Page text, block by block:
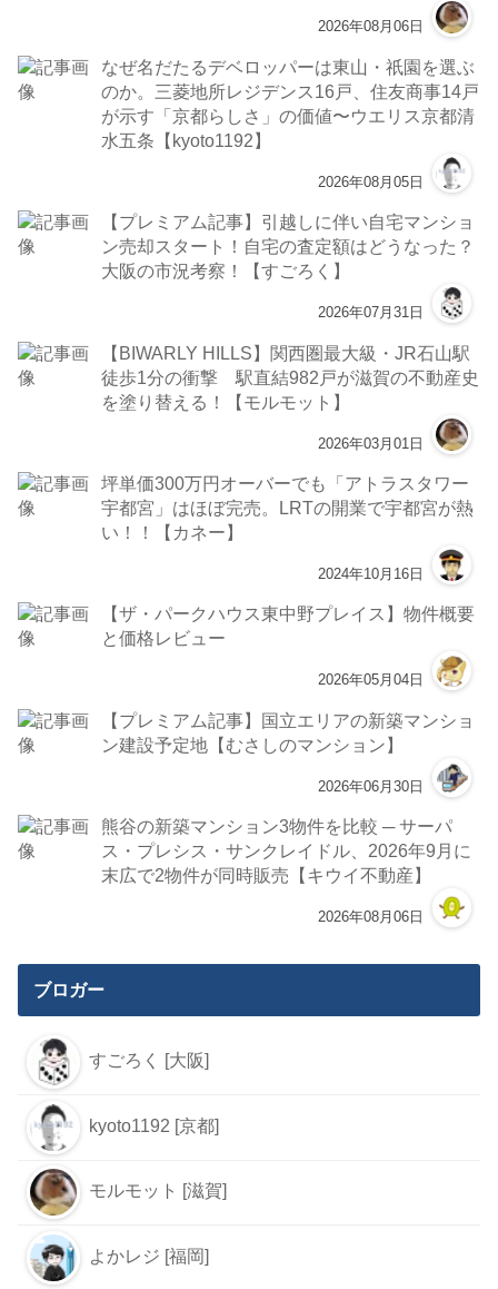
2026年08月06日
なぜ名だたるデベロッパーは東山・祇園を選ぶ
のか。三菱地所レジデンス16戸、住友商事14戸
が示す「京都らしさ」の価値〜ウエリス京都清
水五条【kyoto1192】
2026年08月05日
【プレミアム記事】引越しに伴い自宅マンショ
ン売却スタート！自宅の査定額はどうなった？
大阪の市況考察！【すごろく】
2026年07月31日
【BIWARLY HILLS】関西圏最大級・JR石山駅
徒歩1分の衝撃 駅直結982戸が滋賀の不動産史
を塗り替える！【モルモット】
2026年03月01日
坪単価300万円オーバーでも「アトラスタワー
宇都宮」はほぼ完売。LRTの開業で宇都宮が熱
い！！【カネー】
2024年10月16日
【ザ・パークハウス東中野プレイス】物件概要
と価格レビュー
2026年05月04日
【プレミアム記事】国立エリアの新築マンショ
ン建設予定地【むさしのマンション】
2026年06月30日
熊谷の新築マンション3物件を比較 ─ サーパ
ス・プレシス・サンクレイドル、2026年9月に
末広で2物件が同時販売【キウイ不動産】
2026年08月06日
ブロガー
すごろく [大阪]
kyoto1192 [京都]
モルモット [滋賀]
よかレジ [福岡]